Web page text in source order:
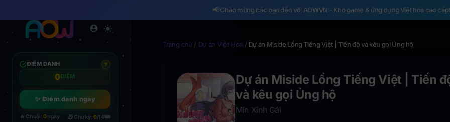
📢Chào mừng các bạn đến với AOWVN - Kho game & ứng dụng Việt hóa cao cấp!
ĐIỂM DANH ?
0ĐIỂM
✨ Điểm danh ngay
🔥 Chuỗi: 0ngày 🎁 Chu kỳ:0/14👑
Trang chủ / Dự án Việt Hóa / Dự án Miside Lồng Tiếng Việt | Tiến độ và kêu gọi Ủng hộ
Dự án Miside Lồng Tiếng Việt | Tiến
và kêu gọi Ủng hộ
Min Xinh Gái